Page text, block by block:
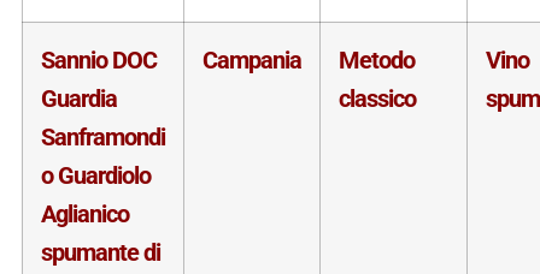
Sannio DOC
Guardia
Sanframondi
o Guardiolo
Aglianico
spumante di
Campania
Metodo
classico
Vino